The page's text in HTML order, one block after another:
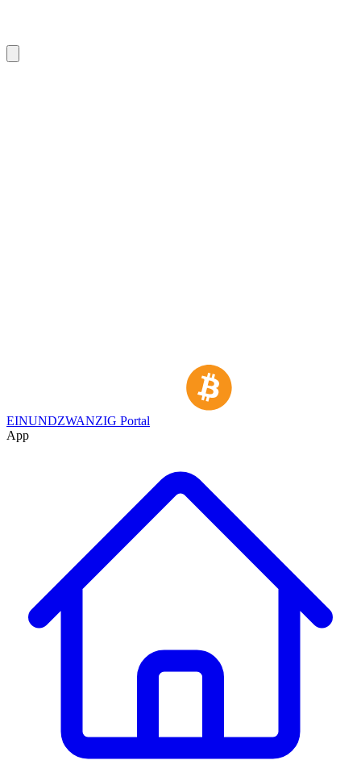
EINUNDZWANZIG Portal
App